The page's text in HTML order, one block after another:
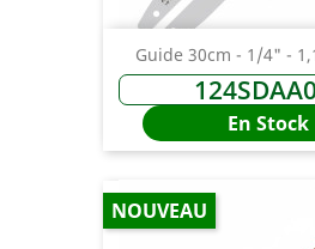
Guide 30cm - 1/4" -
En Stock
NOUVEAU